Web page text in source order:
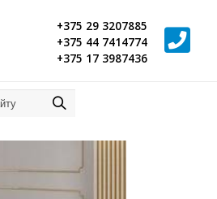
+375 29 3207885
+375 44 7414774
+375 17 3987436